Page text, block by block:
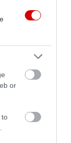
or
to
μεσαιωνική
ιδανική πόλη
μάλιστα
λάτρεις
Obscura